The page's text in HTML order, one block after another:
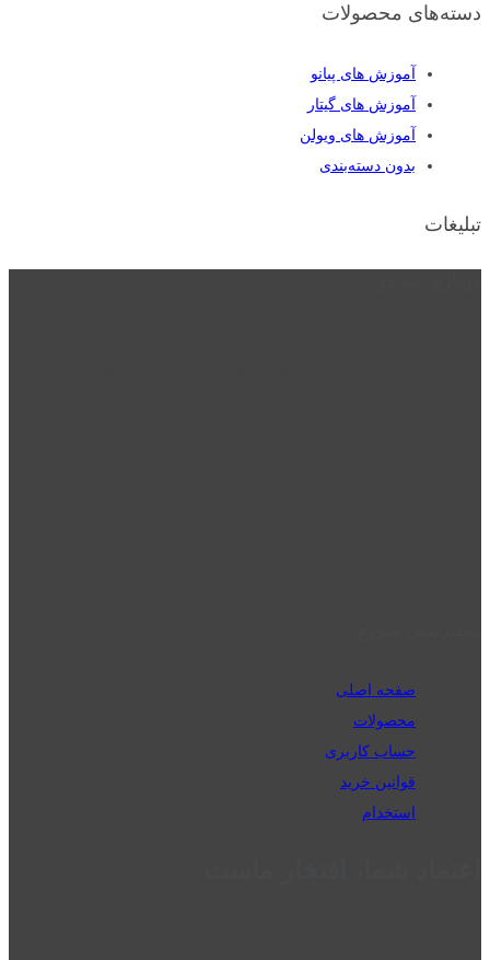
دسته‌های محصولات
آموزش های پیانو
آموزش های گیتار
آموزش های ویولن
بدون دسته‌بندی
تبلیغات
صفحه اصلی
محصولات
حساب کاربری
قوانین خرید
استخدام